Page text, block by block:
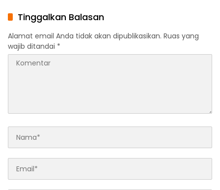
Membangun Solidaritas
Kepemimpinan Bangsa
Tinggalkan Balasan
Alamat email Anda tidak akan dipublikasikan. Ruas yang
wajib ditandai *